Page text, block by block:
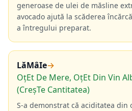
generoase de ulei de măsline
avocado ajută la scăderea
a întregului preparat.
LăMâIe→
OțEt De Mere, OțEt Din Vin
(CreșTe Cantitatea)
S-a demonstrat că aciditatea din